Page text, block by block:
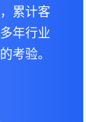
累计客
年行业
考验。